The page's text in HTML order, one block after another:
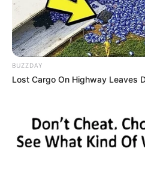
BUZZDAY
Lost Cargo On Highway Leaves